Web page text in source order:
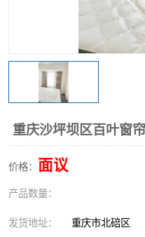
重庆沙坪坝区百叶窗
价格： 面议
产品数量：
发货地址： 重庆市北碚区